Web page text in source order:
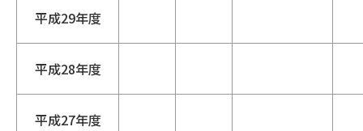
平成29年度
平成28年度
平成27年度